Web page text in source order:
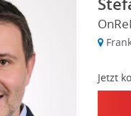
Jetzt